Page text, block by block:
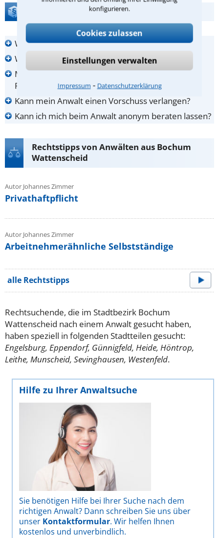
konfigurieren.
Cookies zulassen
Einstellungen verwalten
Impressum ⁃ Datenschutzerklärung
FAQ zur Anwalt-Suche
Wie viel kostet ein Schreiben vom Anwalt?
Was muss ich zur Erstberatung mitbringen?
Muss ich den Anwalt nehmen, den mir meine
Rechtsschutzversicherung empfiehlt?
Kann mein Anwalt einen Vorschuss verlangen?
Kann ich mich beim Anwalt anonym beraten lassen?
Rechtstipps von Anwälten aus Bochum
Wattenscheid
Autor Johannes Zimmer
Privathaftpflicht
Autor Johannes Zimmer
Arbeitnehmerähnliche Selbstständige
alle Rechtstipps
Rechtsuchende, die im Stadtbezirk Bochum
Wattenscheid nach einem Anwalt gesucht haben,
haben speziell in folgenden Stadtteilen gesucht:
Engelsburg, Eppendorf, Günnigfeld, Heide, Höntrop,
Leithe, Munscheid, Sevinghausen, Westenfeld.
Hilfe zu Ihrer Anwaltsuche
Sie benötigen Hilfe bei Ihrer Suche nach dem
richtigen Anwalt? Dann schreiben Sie uns über
unser Kontaktformular. Wir helfen Ihnen
kostenlos und unverbindlich.